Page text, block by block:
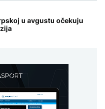
u avgustu očekuju